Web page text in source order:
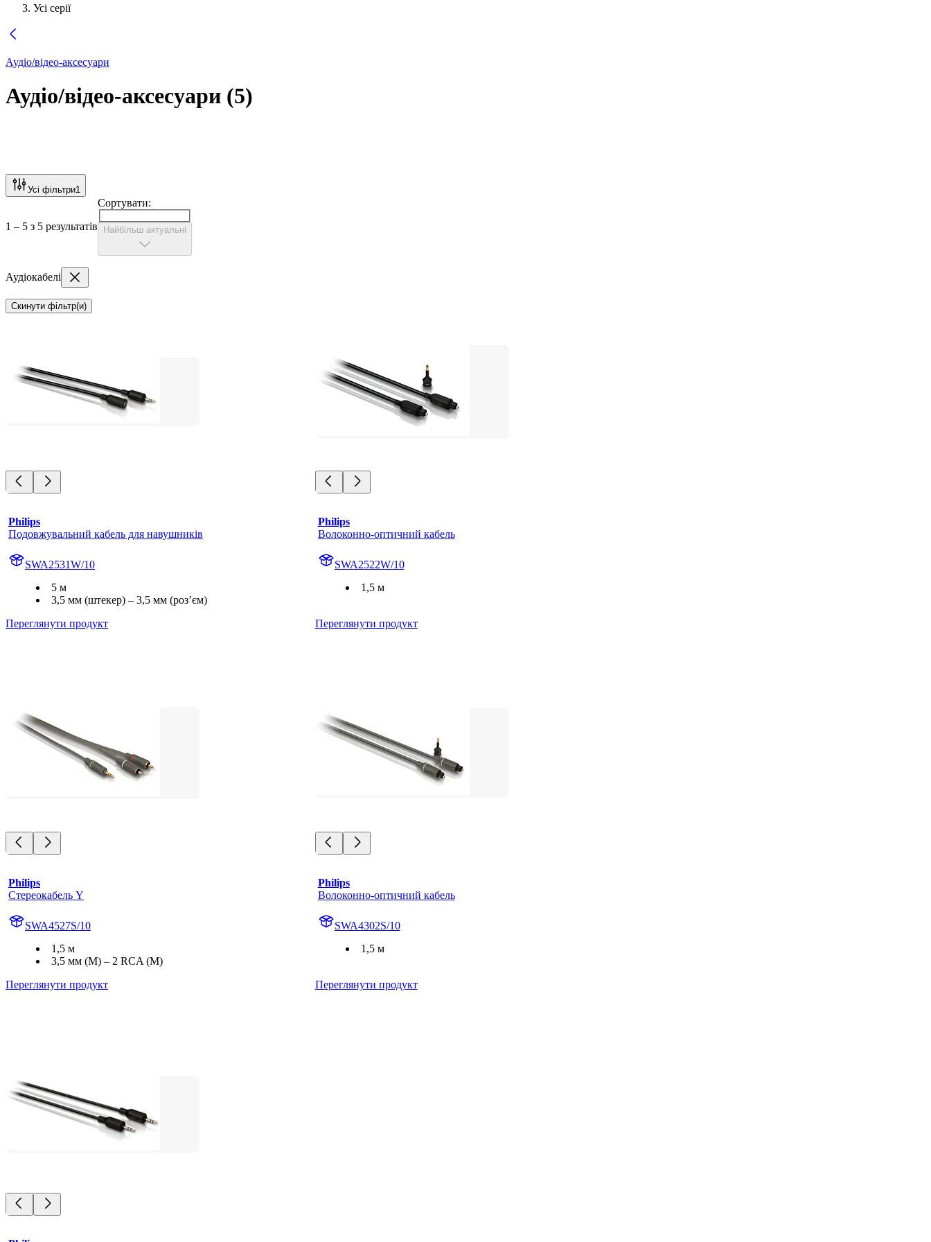
Усі серії
Аудіо/відео-аксесуари
Аудіо/відео-аксесуари (5)
Усі фільтри1
1 – 5 з 5 результатів
Сортувати:
Найбільш актуальні
Аудіокабелі
Скинути фільтр(и)
Philips
Подовжувальний кабель для навушників
SWA2531W/10
5 м
3,5 мм (штекер) – 3,5 мм (роз’єм)
Переглянути продукт
Philips
Волоконно-оптичний кабель
SWA2522W/10
1,5 м
Переглянути продукт
Philips
Стереокабель Y
SWA4527S/10
1,5 м
3,5 мм (M) – 2 RCA (M)
Переглянути продукт
Philips
Волоконно-оптичний кабель
SWA4302S/10
1,5 м
Переглянути продукт